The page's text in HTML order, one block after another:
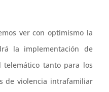
ver con optimismo la
la implementación de
telemático tanto para los
de violencia intrafamiliar